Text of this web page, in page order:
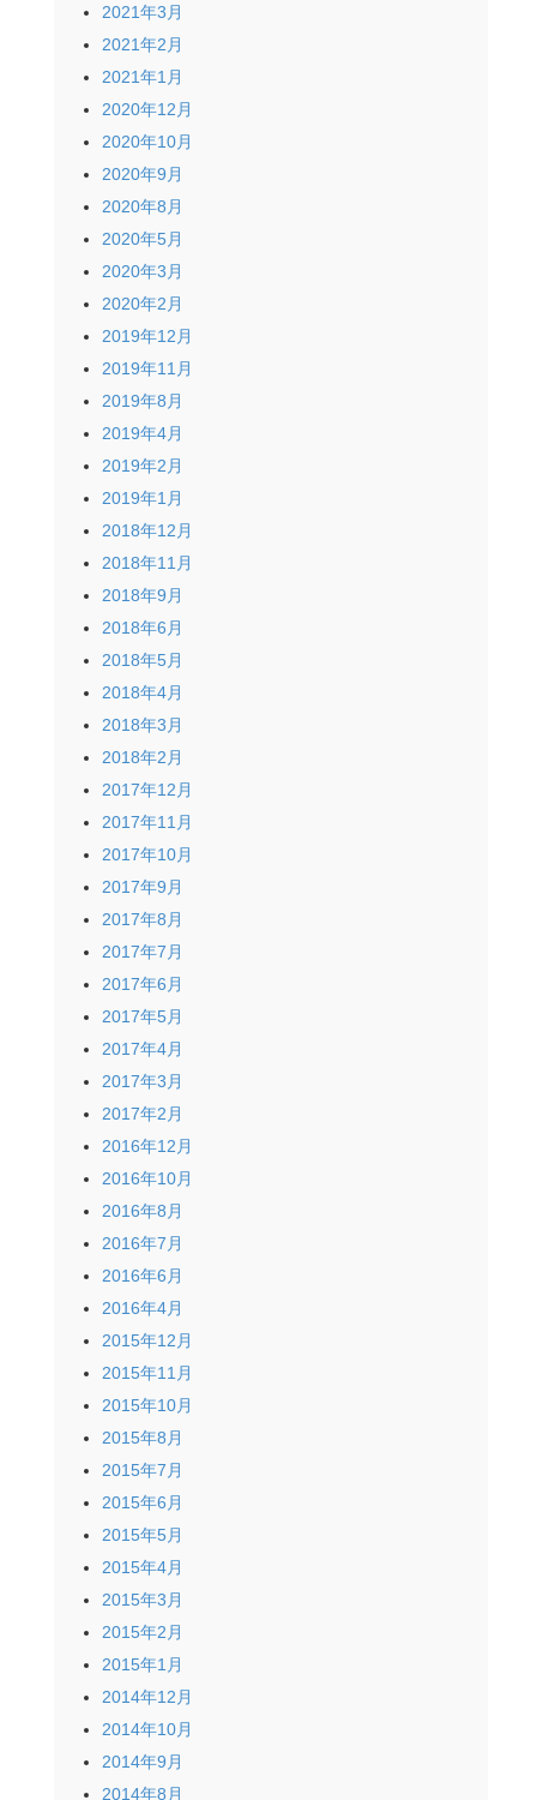
2021年3月
2021年2月
2021年1月
2020年12月
2020年10月
2020年9月
2020年8月
2020年5月
2020年3月
2020年2月
2019年12月
2019年11月
2019年8月
2019年4月
2019年2月
2019年1月
2018年12月
2018年11月
2018年9月
2018年6月
2018年5月
2018年4月
2018年3月
2018年2月
2017年12月
2017年11月
2017年10月
2017年9月
2017年8月
2017年7月
2017年6月
2017年5月
2017年4月
2017年3月
2017年2月
2016年12月
2016年10月
2016年8月
2016年7月
2016年6月
2016年4月
2015年12月
2015年11月
2015年10月
2015年8月
2015年7月
2015年6月
2015年5月
2015年4月
2015年3月
2015年2月
2015年1月
2014年12月
2014年10月
2014年9月
2014年8月